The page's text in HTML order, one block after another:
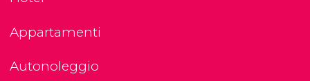
Appartamenti
Autonoleggio